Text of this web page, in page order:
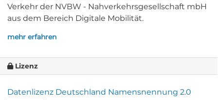
Verkehr der NVBW - Nahverkehrsgesellschaft mbH
aus dem Bereich Digitale Mobilität.
mehr erfahren
Lizenz
Datenlizenz Deutschland Namensnennung 2.0